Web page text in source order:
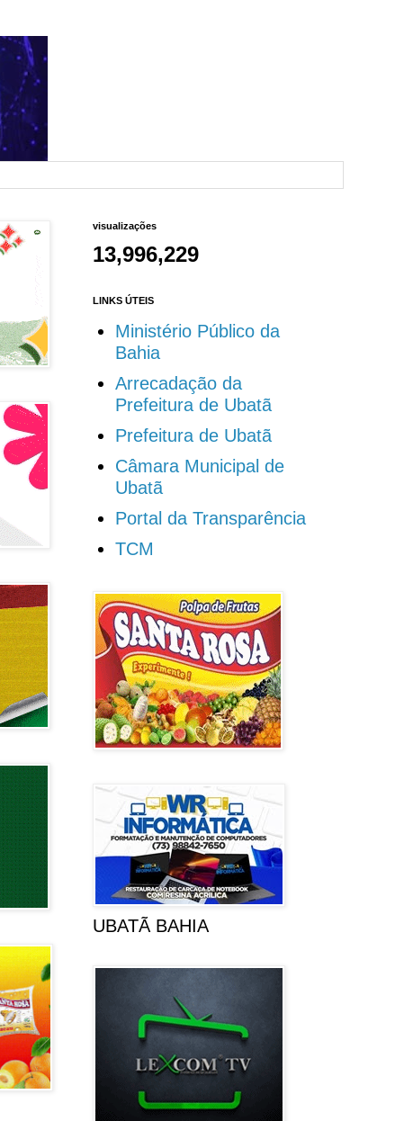
visualizações
13,996,229
LINKS ÚTEIS
Ministério Público da
Bahia
Arrecadação da
Prefeitura de Ubatã
Prefeitura de Ubatã
Câmara Municipal de
Ubatã
Portal da Transparência
TCM
UBATÃ BAHIA